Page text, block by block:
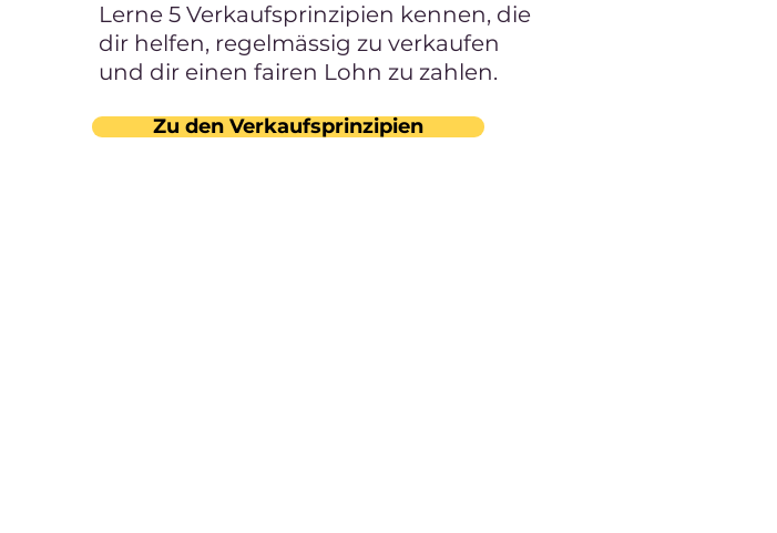
Lerne 5 Verkaufsprinzipien kennen, die
dir helfen, regelmässig zu verkaufen
und dir einen fairen Lohn zu zahlen.
Zu den Verkaufsprinzipien